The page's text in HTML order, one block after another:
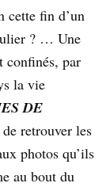
cette fin d’un
? … Une
confinés, par
la vie
DE
retrouver les
photos qu’ils
au bout du